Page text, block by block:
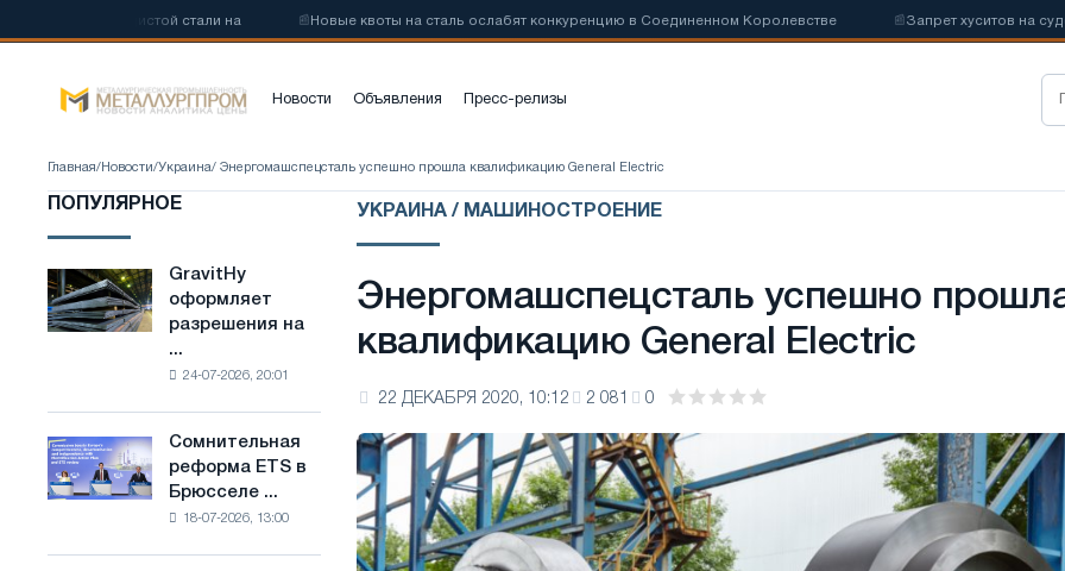
стали на 📰 Новые квоты на сталь ослабят конкуренцию в Соединенном Королевстве 📰 Запрет хуситов на судоходство
Новости Объявления Пресс-релизы
Главная/ Новости/Украина/ Энергомашспецсталь успешно прошла квалификацию General Electric
ПОПУЛЯРНОЕ
GravitHy
оформляет
разрешения
строительство
производству
низкоуглеродистой
основе
GravitHy
оформляет
разрешения на
...
24-07-2026, 20:01
Сомнительная
реформа
ETS
Сомнительная
реформа ETS в
Брюсселе ...
18-07-2026, 13:00
УКРАИНА / МАШИНОСТРОЕНИЕ
Энергомашспецсталь успешно
квалификацию General Electric
22 ДЕКАБРЯ 2020, 10:12 2 081 0